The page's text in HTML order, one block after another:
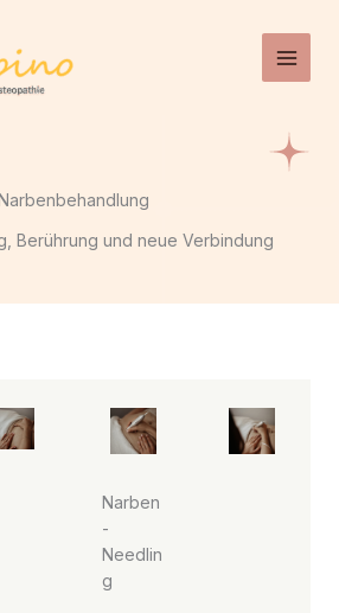
Berührung und neue Verbindung
Narben
-
Needlin
g